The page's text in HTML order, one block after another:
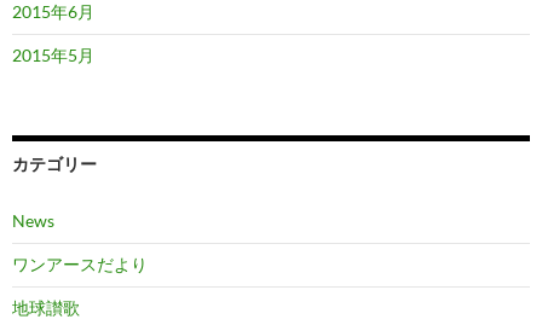
2015年6月
2015年5月
カテゴリー
News
ワンアースだより
地球讃歌